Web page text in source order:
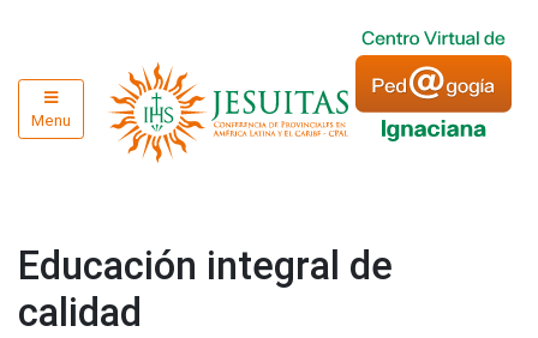
Menu
Educación integral de
calidad